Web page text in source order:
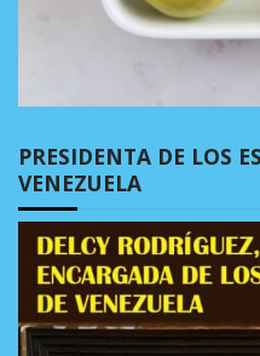
PRESIDENTA DE LOS
VENEZUELA